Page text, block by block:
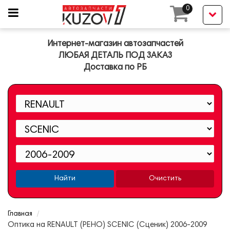
0
Интернет-магазин автозапчастей
ЛЮБАЯ ДЕТАЛЬ ПОД ЗАКАЗ
Доставка по РБ
Найти Очистить
Главная
Оптика на RENAULT (РЕНО) SCENIC (Сценик) 2006-2009